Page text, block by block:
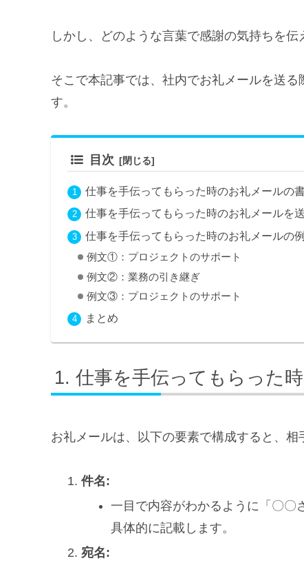
しかし、どのような言葉で感謝の気持ちを
そこで本記事では、社内でお礼メールを送
す。
目次
仕事を手伝ってもらった時のお礼メールの
仕事を手伝ってもらった時のお礼メールを
仕事を手伝ってもらった時のお礼メールの
例文①：プロジェクトのサポート
例文②：業務の引き継ぎ
例文③：プロジェクトのサポート
まとめ
仕事を手伝ってもらった
お礼メールは、以下の要素で構成すると、相
件名:
一目で内容がわかるように「〇〇
具体的に記載します。
宛名: